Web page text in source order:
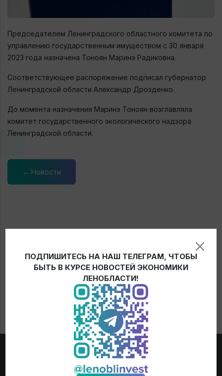
Председателем Ленинградского областного комитета по
управлению государственным имуществом с 30 января
2023 года назначена Тоноян Маринэ Радиковна.
Соответствующее распоряжение подписал губернатор
Ленинградской области Александр Дрозденко.
До момента назначения Маринэ Тоноян возглавляла
комитет государственного экологического надзора
Ленинградской области.
← Новости
ПОДПИШИТЕСЬ НА НАШ ТЕЛЕГРАМ, ЧТОБЫ
БЫТЬ В КУРСЕ НОВОСТЕЙ ЭКОНОМИКИ
ЛЕНОБЛАСТИ!